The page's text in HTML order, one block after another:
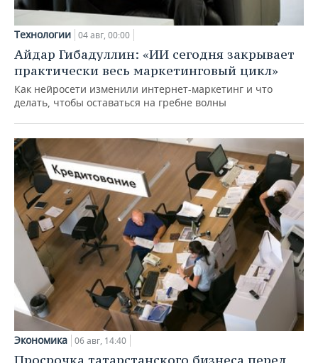
Технологии 04 авг, 00:00
Айдар Гибадуллин: «ИИ сегодня закрывает
практически весь маркетинговый цикл»
Как нейросети изменили интернет-маркетинг и что
делать, чтобы оставаться на гребне волны
Экономика 06 авг, 14:40
Просрочка татарстанского бизнеса перед